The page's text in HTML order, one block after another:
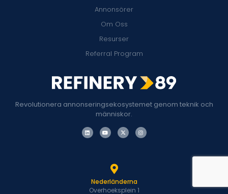
Revolutionera annonseringsekosystemet genom teknik och
människor.
Annonsörer
Om Oss
Resurser
Referral Program
Nederländerna
Overhoeksplein 1